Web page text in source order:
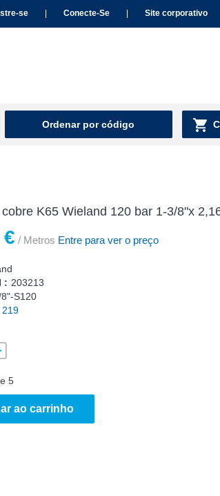
se Conecte-Se Site corporativo
Ordenar por código
K65 Wieland 120 bar 1-3/8"x
/ Metros Entre para ver o preço
: 203213
S120
219
5
ao carrinho